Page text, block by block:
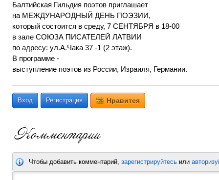
Балтийская Гильдия поэтов приглашает
на МЕЖДУНАРОДНЫЙ ДЕНЬ ПОЭЗИИ,
который состоится в среду, 7 СЕНТЯБРЯ в 18-00
в зале СОЮЗА ПИСАТЕЛЕЙ ЛАТВИИ
по адресу: ул.А.Чака 37 -1 (2 этаж).
В программе -
выступление поэтов из России, Израиля, Германии.
Вход Регистрация Нравится
Чтобы добавить комментарий, зарегистрируйтесь или